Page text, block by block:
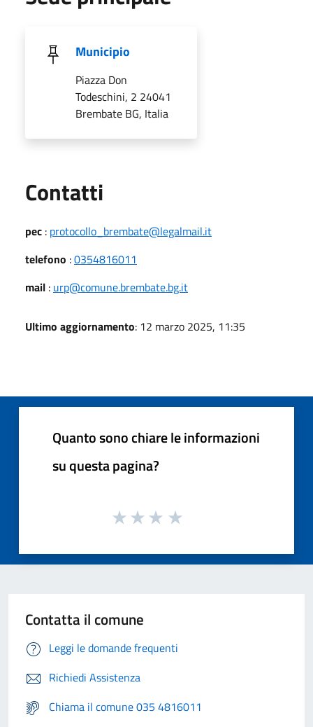
Municipio
Piazza Don
Todeschini, 2 24041
Brembate BG, Italia
Contatti
pec : protocollo_brembate@legalmail.it
telefono :0354816011
mail : urp@comune.brembate.bg.it
Ultimo aggiornamento: 12 marzo 2025, 11:35
Quanto sono chiare le informazioni
su questa pagina?
Contatta il comune
Leggi le domande frequenti
Richiedi Assistenza
Chiama il comune 035 4816011